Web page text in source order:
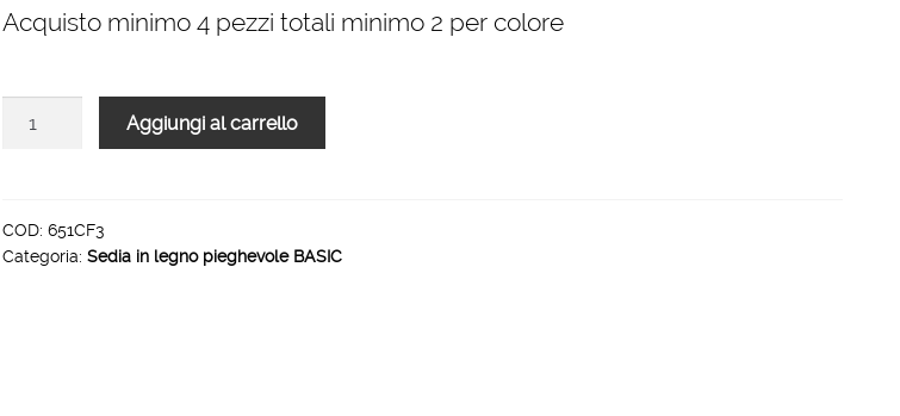
Acquisto minimo 4 pezzi totali minimo 2 per colore
in
legno
Aggiungi al carrello
COD: 651CF3
Categoria: Sedia in legno pieghevole BASIC